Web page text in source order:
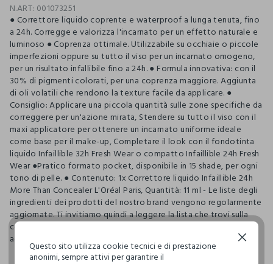
N.ART: 001073251
● Correttore liquido coprente e waterproof a lunga tenuta, fino
a 24h. Corregge e valorizza l'incarnato per un effetto naturale e
luminoso ● Coprenza ottimale. Utilizzabile su occhiaie o piccole
imperfezioni oppure su tutto il viso per un incarnato omogeno,
per un risultato infallibile fino a 24h. ● Formula innovativa: con il
30% di pigmenti colorati, per una coprenza maggiore. Aggiunta
di oli volatili che rendono la texture facile da applicare. ●
Consiglio: Applicare una piccola quantità sulle zone specifiche da
correggere per un'azione mirata, Stendere su tutto il viso con il
maxi applicatore per ottenere un incarnato uniforme ideale
come base per il make-up, Completare il look con il fondotinta
liquido Infaillible 32h Fresh Wear o compatto Infaillible 24h Fresh
Wear ●Pratico formato pocket, disponibile in 15 shade, per ogni
tono di pelle. ● Contenuto: 1x Correttore liquido Infaillible 24h
More Than Concealer L'Oréal Paris, Quantità: 11 ml - Le liste degli
ingredienti dei prodotti del nostro brand vengono regolarmente
aggiornate. Ti invitiamo quindi a leggere la lista che trovi sulla
confezione del prodotto per assicurarti che gli ingredienti siano
adatti al tuo utilizzo personale.
Questo sito utilizza cookie tecnici e di prestazione
anonimi, sempre attivi per garantire il
Continua senza accettare